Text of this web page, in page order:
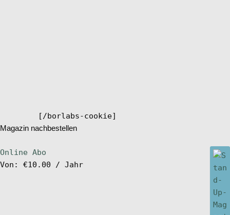
[/borlabs-cookie]
Magazin nachbestellen
Online Abo
Von: €10.00 / Jahr